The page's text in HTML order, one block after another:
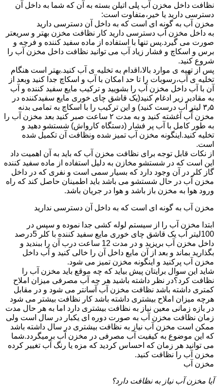
نظافت داخل مخزن آب پلی اتیلن بسته به آن که شما به داخل آن
دسترسی دارید یا خیر،متفاوت است:
مخزن آب به گونه ای است که به داخل آن دسترسی دارید
به داخل مخزن آب دسترسی دارید کار نظافت مخزن بهتر و سریعتر
صورت می گیرد.پس تنها با استفاده از ماده سفید کننده و فرچه و
برس و اسکاچ و فشار زیاد آب می توانید نظافت داخل مخزن آب را
شروع کنید.
پس از تهیه ی موارد بالا،اقدام به تخلیه ی آب کنید.بهتر است هنگام
تخلیه ی آب،رسوبات را تا حد امکان با آب و اسکاچ جدا کنید وبعد از
آن با آب داخل مخزن آب را بشویید و ترکیب مایع سفید کننده و آب
به مقادیر زیر ادغام کنید(یک قاشق چای خوری مایع سفیدکننده در
۳٫۵ لیتر آب درست کنید) و این ترکیب را با اسکاچ به تمامی بدنه
مخزن آّب آغشته کنید و به مدت ۲ ساعت صبر کنید بعد مخزن آب را
به طور کامل با آب پر فشار (دستگاه کارواش) شستشو دهید و
تخلیه کنید.اینگونه مخزن آب تمیز شده ونظافت آن تکمیل شده
است.
از نکات قابل توجه برای نظافت مخزن آب که باید به آن اهمیت داد
این است که در شستشو مخازن به دلیل استفاده از ماده سفید کننده
گاز کلر در آن وجود دارد که بسیار سمی است و نفری که در داخل
مخزن آب در حال شستشو می باشد باید اطمینان حاصل کند که راه
ورود هوا به مخزن باز باشد و هوا در جریان باشد.
مخزن آب به گونه ای است که به داخل آن دسترسی ندارید
ابتدا مخزن آب را از سیستم لوله کشی جدا نموده و سپس در
100لیتر آب یک قاشق چای خوری مایع سفید کننده با کلر 5درصد
داخل مخزن آب بریزید و در مدت 12 ساعت درب آن را ببندید و
بگذارید بماند و بعد از آن مایع داخل آن را خالی کنید و آب داخل
مخزن آب پرکنید و اینگونه مخزن تمیز می شود.
شاید این سوال برایتان پیش بیاید که چه موقع باید مخزن آب را
نظافت کرد؟در نظر داشته باشید هر چه آب مصرفی میزان املاح
کمتری داشته باشد نظافت مخزن آب آسانتر می شود و در مقابل
هرچه میزان املاح بیشتری داشته باشد کار نظافت بیشتر می شود
در بازه زمانی معین نیاز به نظافت بیشتری دارد اما به هر حال مدت
زمان نظافت مخزن آب به صورت دوره ای یکبار در سال است ولی
ممکن است مخزن آب نیاز به نظافت بیشتری در سال داشته باشد
که این موضوع به کیفیت آب مصرفی در مخزن آب برمیگردد.شما
می توانید هر زمان که احساس کردید که مزه یا رنگ آب تغییر کرده
مخزن آب را نظافت کنید.
مخزن آب
آیا مخزن آب نیاز به نظافت دارد؟